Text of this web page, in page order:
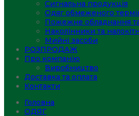
Сигнальна продукція
Одяг обмеженого
Пожежне обладнання
Наколінники та
Мийні засоби
РОЗПРОДАЖ
Про компанію
Виробництво
Доставка та оплата
Контакти
Головна
ОДЯГ